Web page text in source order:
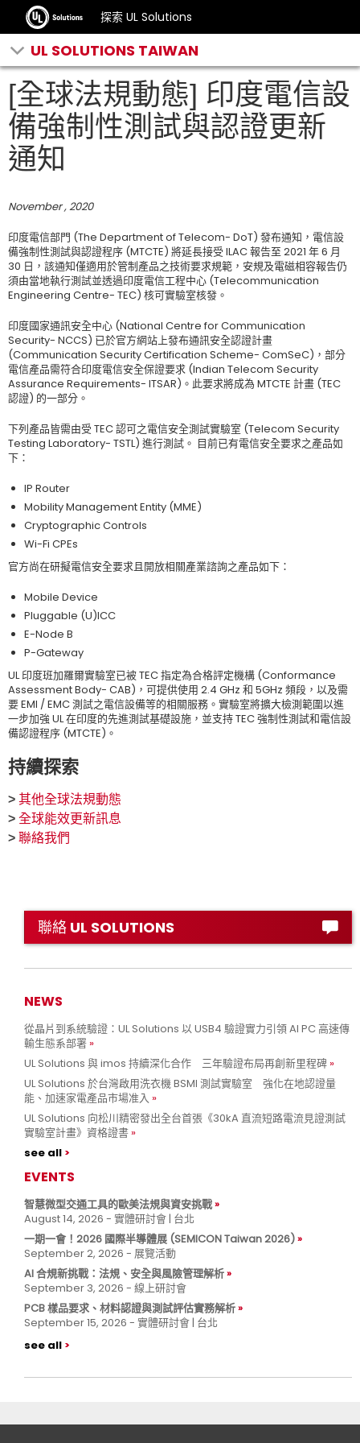
探索 UL Solutions
UL SOLUTIONS TAIWAN
[全球法規動態] 印度電信設
備強制性測試與認證更新
通知
November , 2020
印度電信部門 (The Department of Telecom- DoT) 發布通知，電信設
備強制性測試與認證程序 (MTCTE) 將延長接受 ILAC 報告至 2021 年 6 月
30 日，該通知僅適用於管制產品之技術要求規範，安規及電磁相容報告仍
須由當地執行測試並透過印度電信工程中心 (Telecommunication
Engineering Centre- TEC) 核可實驗室核發。
印度國家通訊安全中心 (National Centre for Communication
Security- NCCS) 已於官方網站上發布通訊安全認證計畫
(Communication Security Certification Scheme- ComSeC)，部分
電信產品需符合印度電信安全保證要求 (Indian Telecom Security
Assurance Requirements- ITSAR)。此要求將成為 MTCTE 計畫 (TEC
認證) 的一部分。
下列產品皆需由受 TEC 認可之電信安全測試實驗室 (Telecom Security
Testing Laboratory- TSTL) 進行測試。 目前已有電信安全要求之產品如
下：
IP Router
Mobility Management Entity (MME)
Cryptographic Controls
Wi-Fi CPEs
官方尚在研擬電信安全要求且開放相關產業諮詢之產品如下：
Mobile Device
Pluggable (U)ICC
E-Node B
P-Gateway
UL 印度班加羅爾實驗室已被 TEC 指定為合格評定機構 (Conformance
Assessment Body- CAB)，可提供使用 2.4 GHz 和 5GHz 頻段，以及需
要 EMI / EMC 測試之電信設備等的相關服務。實驗室將擴大檢測範圍以進
一步加強 UL 在印度的先進測試基礎設施，並支持 TEC 強制性測試和電信設
備認證程序 (MTCTE)。
持續探索
> 其他全球法規動態
> 全球能效更新訊息
> 聯絡我們
聯絡 UL SOLUTIONS
NEWS
從晶片到系統驗證：UL Solutions 以 USB4 驗證實力引領 AI PC 高速傳
輸生態系部署
UL Solutions 與 imos 持續深化合作 三年驗證布局再創新里程碑
UL Solutions 於台灣啟用洗衣機 BSMI 測試實驗室 強化在地認證量
能、加速家電產品市場准入
UL Solutions 向松川精密發出全台首張《30kA 直流短路電流見證測試
實驗室計畫》資格證書
see all
EVENTS
智慧微型交通工具的歐美法規與資安挑戰
August 14, 2026 - 實體研討會 | 台北
一期一會！2026 國際半導體展 (SEMICON Taiwan 2026)
September 2, 2026 - 展覽活動
AI 合規新挑戰：法規、安全與風險管理解析
September 3, 2026 - 線上研討會
PCB 樣品要求、材料認證與測試評估實務解析
September 15, 2026 - 實體研討會 | 台北
see all